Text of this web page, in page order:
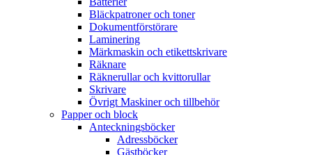
Bläckpatroner och toner
Dokumentförstörare
Laminering
Märkmaskin och etikettskrivare
Räknare
Räknerullar och kvittorullar
Skrivare
Övrigt Maskiner och tillbehör
Papper och block
Anteckningsböcker
Adressböcker
Gästböcker